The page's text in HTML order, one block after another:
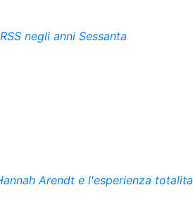
negli anni Sessanta
Arendt e l'esperienza